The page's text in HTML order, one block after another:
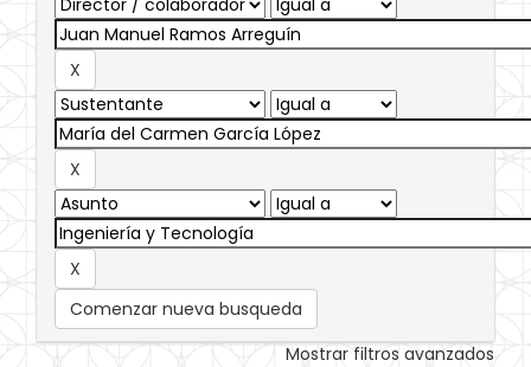
Comenzar nueva busqueda
Mostrar filtros avanzados